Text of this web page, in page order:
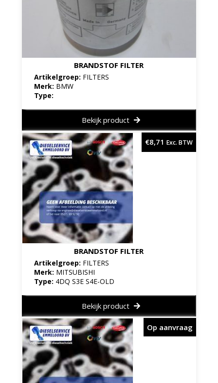
BRANDSTOF FILTER
Artikelgroep: FILTERS
Merk: BMW
Type:
Bekijk product
BRANDSTOF FILTER
Artikelgroep: FILTERS
Merk: MITSUBISHI
Type: 4DQ S3E S4E-OLD
€8,71 Exc. BTW
Bekijk product
Op aanvraag